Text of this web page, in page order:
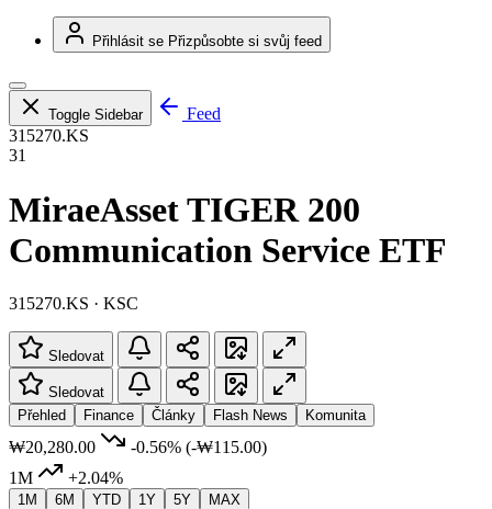
Přihlásit se Přizpůsobte si svůj feed
Toggle Sidebar
Feed
315270.KS
31
MiraeAsset TIGER 200
Communication Service ETF
315270.KS · KSC
Sledovat
Sledovat
Přehled
Finance Články Flash News Komunita
₩20,280.00 -0.56% (-₩115.00)
1M
+2.04%
1M 6M YTD 1Y 5Y MAX